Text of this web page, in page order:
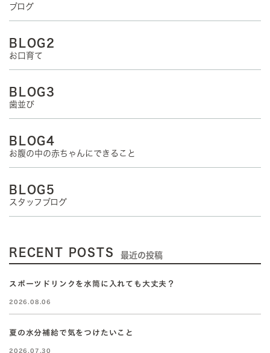
ブログ
BLOG2
お口育て
BLOG3
歯並び
BLOG4
お腹の中の赤ちゃんにできること
BLOG5
スタッフブログ
RECENT POSTS 最近の投稿
スポーツドリンクを水筒に入れても大丈夫？
2026.08.06
夏の水分補給で気をつけたいこと
2026.07.30